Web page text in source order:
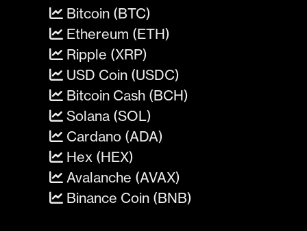
Bitcoin (BTC)
Ethereum (ETH)
Ripple (XRP)
USD Coin (USDC)
Bitcoin Cash (BCH)
Solana (SOL)
Cardano (ADA)
Hex (HEX)
Avalanche (AVAX)
Binance Coin (BNB)